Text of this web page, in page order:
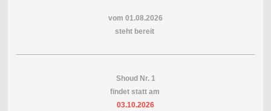
vom 01.08.2026
steht bereit
Shoud Nr. 1
findet statt am
03.10.2026